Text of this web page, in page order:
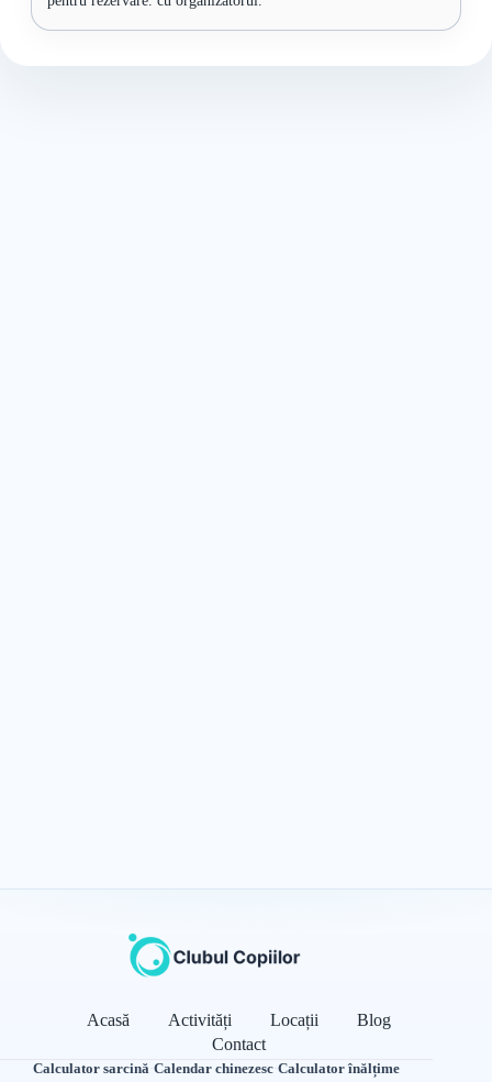
Acasă Activități Locații
Blog
Contact
Calculator sarcină·Calendar chinezesc·Calculator înălțime